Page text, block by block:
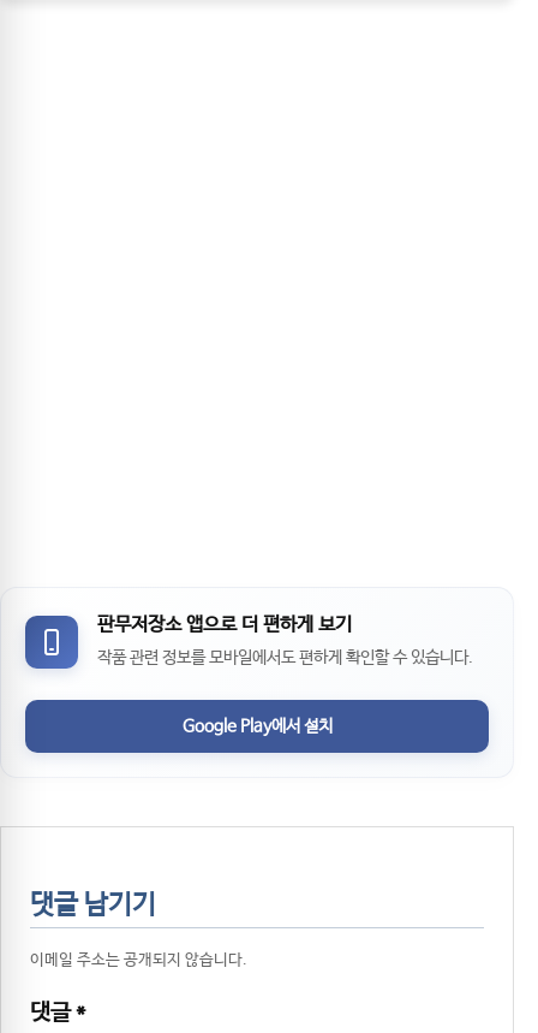
판무저장소 앱으로 더 편하게 보기
작품 관련 정보를 모바일에서도 편하게 확인할 수 있습니다.
Google Play에서 설치
댓글 남기기
이메일 주소는 공개되지 않습니다.
댓글*